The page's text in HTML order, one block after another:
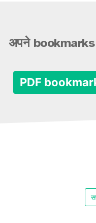
अपने bookmarks
PDF